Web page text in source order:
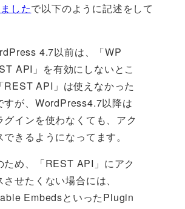
したで以下のように記述をして
4.7以前は、「WP
API」を有効にしないとこ
REST API」は使えなかった
すが、WordPress4.7以降は
グインを使わなくても、アク
できるようになってます。
ため、「REST API」にアク
させたくない場合には、
EmbedsといったPlugin